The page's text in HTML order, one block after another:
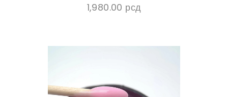
1,980.00 рсд